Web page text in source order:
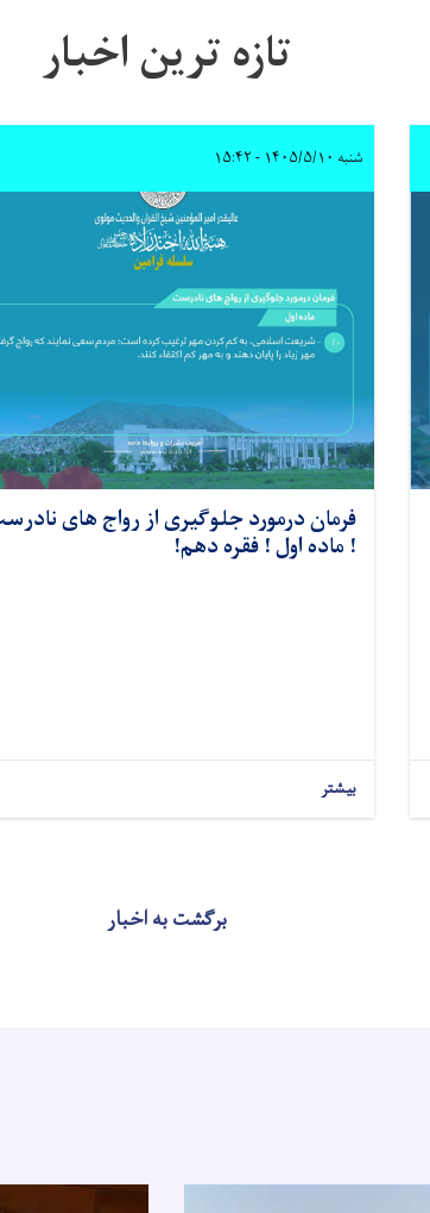
تازه ترین اخبار
شنبه ۱۴۰۵/۵/۱۰ - ۱۵:۴۲
فرمان درمورد جلوگیری از رواج های
! ماده اول ! فقره دهم!
بیشتر
برگشت به اخبار